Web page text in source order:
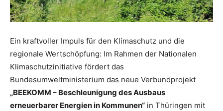
Ein kraftvoller Impuls für den Klimaschutz und die
regionale Wertschöpfung: Im Rahmen der Nationalen
Klimaschutzinitiative fördert das
Bundesumweltministerium das neue Verbundprojekt
„BEEKOMM – Beschleunigung des Ausbaus
erneuerbarer Energien in Kommunen“ in Thüringen mit